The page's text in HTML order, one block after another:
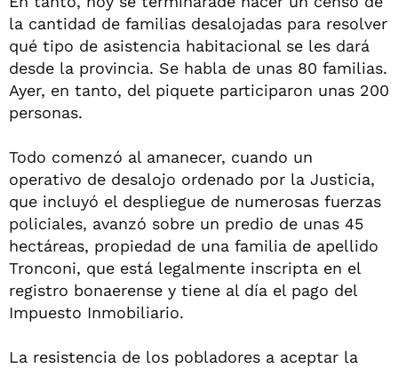
la cantidad de familias desalojadas para resolver
qué tipo de asistencia habitacional se les dará
desde la provincia. Se habla de unas 80 familias.
Ayer, en tanto, del piquete participaron unas 200
personas.
Todo comenzó al amanecer, cuando un
operativo de desalojo ordenado por la Justicia,
que incluyó el despliegue de numerosas fuerzas
policiales, avanzó sobre un predio de unas 45
hectáreas, propiedad de una familia de apellido
Tronconi, que está legalmente inscripta en el
registro bonaerense y tiene al día el pago del
Impuesto Inmobiliario.
La resistencia de los pobladores a aceptar la